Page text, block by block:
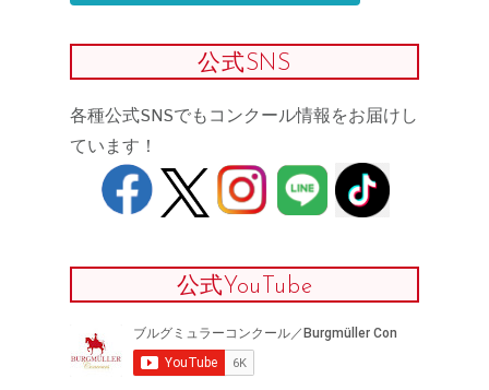
公式SNS
各種公式SNSでもコンクール情報をお届けし
ています！
公式YouTube